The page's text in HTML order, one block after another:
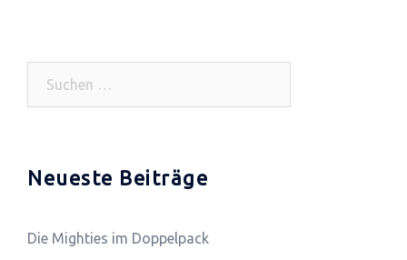
Neueste Beiträge
Die Mighties im Doppelpack